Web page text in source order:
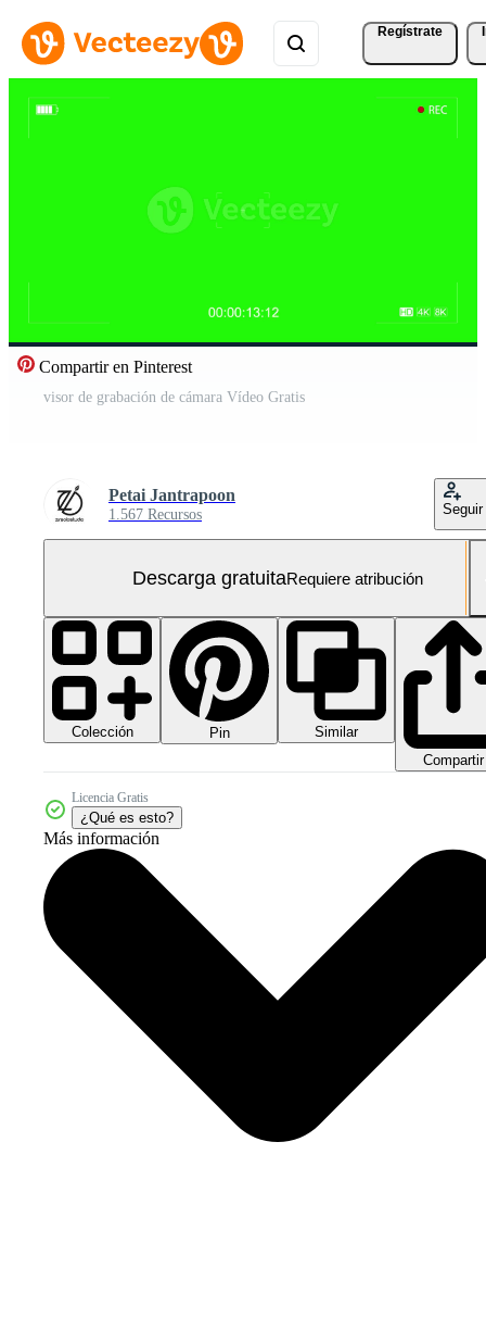
Regístrate
Compartir en Pinterest
visor de grabación de cámara Vídeo Gratis
Petai Jantrapoon
1.567 Recursos Seguir
Descarga gratuitaRequiere atribución
Colección Pin
Similar
Compartir
Licencia Gratis
¿Qué es esto?
Más información